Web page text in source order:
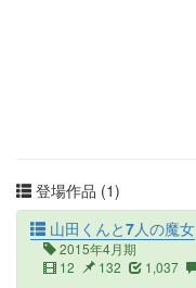
登場作品 (1)
山田くんと7人の魔女
2015年4月期
12
132 1,037